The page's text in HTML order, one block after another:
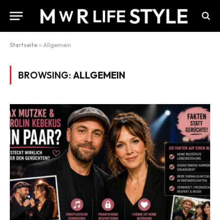
Startseite » Allgemein
BROWSING: ALLGEMEIN